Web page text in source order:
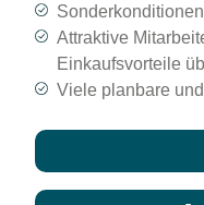
Attraktive
Einkaufsvorteile
Viele planbare